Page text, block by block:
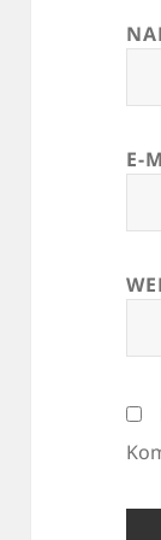
E-